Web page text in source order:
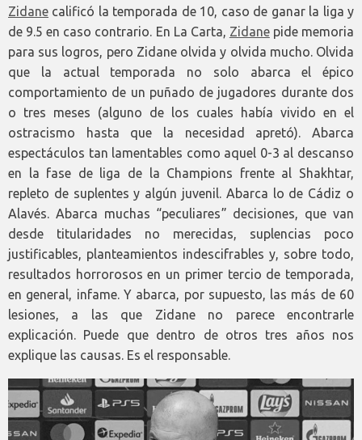
Zidane calificó la temporada de 10, caso de ganar la liga y
de 9.5 en caso contrario. En La Carta, Zidanepide memoria
para sus logros, pero Zidane olvida y olvida mucho. Olvida
que la actual temporada no solo abarca el épico
comportamiento de un puñado de jugadores durante dos
o tres meses (alguno de los cuales había vivido en el
ostracismo hasta que la necesidad apretó). Abarca
espectáculos tan lamentables como aquel 0-3 al descanso
en la fase de liga de la Champions frente al Shakhtar,
repleto de suplentes y algún juvenil. Abarca lo de Cádiz o
Alavés. Abarca muchas “peculiares” decisiones, que van
desde titularidades no merecidas, suplencias poco
justificables, planteamientos indescifrables y, sobre todo,
resultados horrorosos en un primer tercio de temporada,
en general, infame. Y abarca, por supuesto, las más de 60
lesiones, a las que Zidane no parece encontrarle
explicación. Puede que dentro de otros tres años nos
explique las causas. Es el responsable.